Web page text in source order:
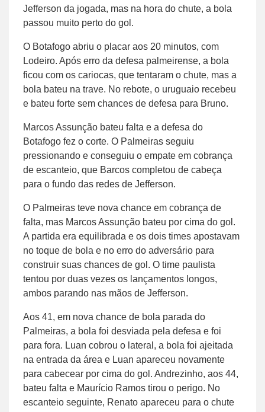
Jefferson da jogada, mas na hora do chute, a bola
passou muito perto do gol.
O Botafogo abriu o placar aos 20 minutos, com
Lodeiro. Após erro da defesa palmeirense, a bola
ficou com os cariocas, que tentaram o chute, mas a
bola bateu na trave. No rebote, o uruguaio recebeu
e bateu forte sem chances de defesa para Bruno.
Marcos Assunção bateu falta e a defesa do
Botafogo fez o corte. O Palmeiras seguiu
pressionando e conseguiu o empate em cobrança
de escanteio, que Barcos completou de cabeça
para o fundo das redes de Jefferson.
O Palmeiras teve nova chance em cobrança de
falta, mas Marcos Assunção bateu por cima do gol.
A partida era equilibrada e os dois times apostavam
no toque de bola e no erro do adversário para
construir suas chances de gol. O time paulista
tentou por duas vezes os lançamentos longos,
ambos parando nas mãos de Jefferson.
Aos 41, em nova chance de bola parada do
Palmeiras, a bola foi desviada pela defesa e foi
para fora. Luan cobrou o lateral, a bola foi ajeitada
na entrada da área e Luan apareceu novamente
para cabecear por cima do gol. Andrezinho, aos 44,
bateu falta e Maurício Ramos tirou o perigo. No
escanteio seguinte, Renato apareceu para o chute